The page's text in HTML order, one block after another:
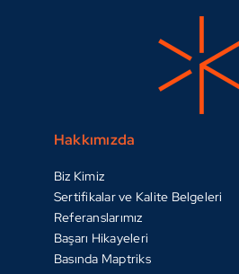
Hakkımızda
Biz Kimiz
Sertifikalar ve Kalite Belgeleri
Referanslarımız
Başarı Hikayeleri
Basında Maptriks